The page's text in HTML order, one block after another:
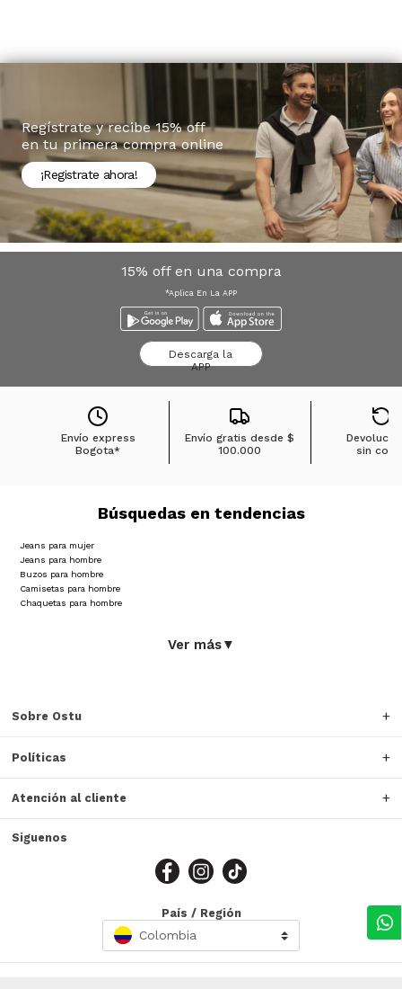
Regístrate y recibe 15% off
en tu primera compra online
¡Registrate ahora!
15% off en una compra
*Aplica En La APP
Descarga la
APP
Envío express
Bogota*
Envío gratis desde$
100.000
sin
Búsquedas en tendencias
Jeans para mujer
Jeans para hombre
Buzos para hombre
Camisetas para hombre
Chaquetas para hombre
Ver más▼
Sobre Ostu
Políticas
Atención al cliente
Siguenos
País / Región
Colombia